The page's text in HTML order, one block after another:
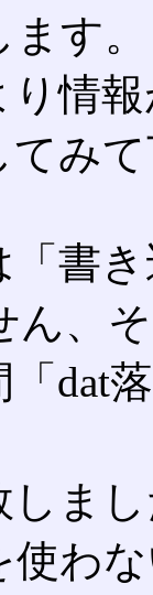
す。
り情
てみ
書
ん、
dat
しま
使わ